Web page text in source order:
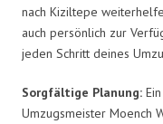
nach Kiziltepe
auch persönlich zur
jeden Schritt deines
Sorgfältige Planung:
Umzugsmeister Moench